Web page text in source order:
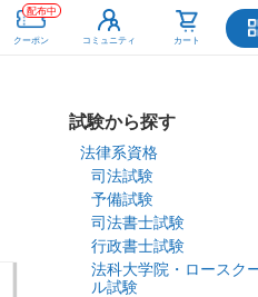
クーポン
配布中
コミュニティ カート
試験から探す
法律系資格
司法試験
予備試験
司法書士試験
行政書士試験
法科大学院・ロースク
ル試験